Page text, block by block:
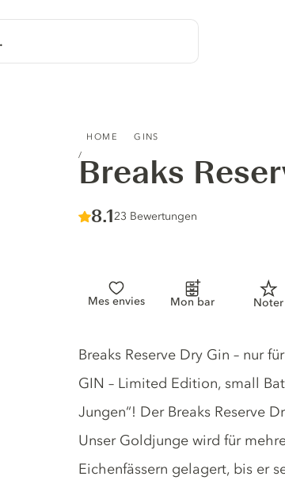
HOME GINS
Breaks
Score :
8.1/ 10
23 Bewertungen
Mes envies Mon bar Noter
Gin description
Breaks Reserve Dry Gin – nur
GIN – Limited Edition, small
Jungen“! Der Breaks Reserve
Unser Goldjunge wird für
Eichenfässern gelagert, bis er